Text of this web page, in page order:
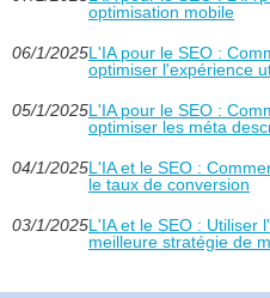
optimisation mobile
06/1/2025L'IA pour le SEO :
optimiser l'expérience
05/1/2025L'IA pour le SEO :
optimiser les méta
04/1/2025L'IA et le SEO :
le taux de conversion
03/1/2025L'IA et le SEO : Utiliser
meilleure stratégie de